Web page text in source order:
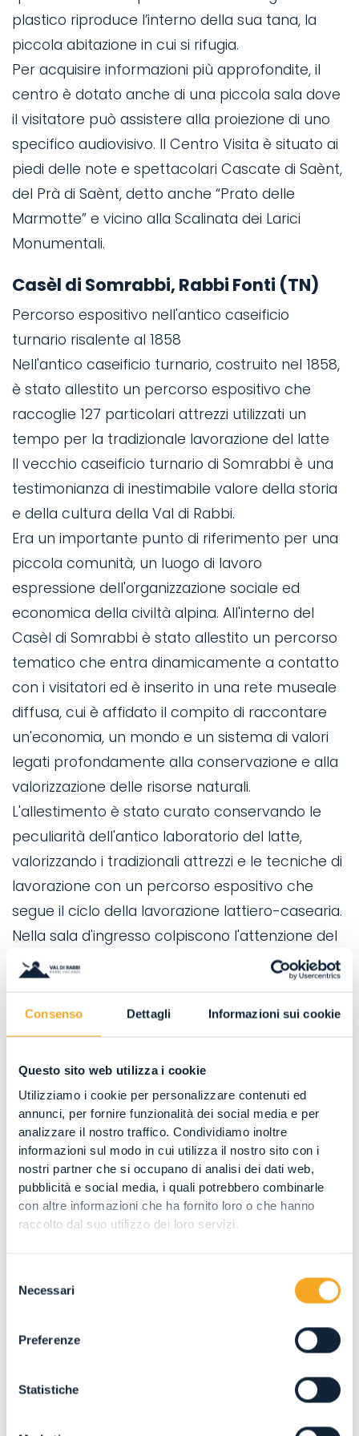
Consenso Dettagli Informazioni sui cookie
Questo sito web utilizza i cookie
Utilizziamo i cookie per personalizzare contenuti ed
annunci, per fornire funzionalità dei social media e per
analizzare il nostro traffico. Condividiamo inoltre
informazioni sul modo in cui utilizza il nostro sito con i
nostri partner che si occupano di analisi dei dati web,
pubblicità e social media, i quali potrebbero combinarle
con altre informazioni che ha fornito loro o che hanno
raccolto dal suo utilizzo dei loro servizi.
delNecessari
Preferenze
Statistiche
plastico riproduce l’interno della sua tana, la
piccola abitazione in cui si rifugia.
Per acquisire informazioni più approfondite, il
centro è dotato anche di una piccola sala dove
il visitatore può assistere alla proiezione di uno
specifico audiovisivo. Il Centro Visita è situato ai
piedi delle note e spettacolari Cascate di Saènt,
del Prà di Saènt, detto anche “Prato delle
Marmotte” e vicino alla Scalinata dei Larici
Monumentali.
Casèl di Somrabbi, Rabbi Fonti (TN)
Percorso espositivo nell'antico caseificio
turnario risalente al 1858
Nell'antico caseificio turnario, costruito nel 1858,
è stato allestito un percorso espositivo che
raccoglie 127 particolari attrezzi utilizzati un
tempo per la tradizionale lavorazione del latte
Il vecchio caseificio turnario di Somrabbi è una
testimonianza di inestimabile valore della storia
e della cultura della Val di Rabbi.
Era un importante punto di riferimento per una
piccola comunità, un luogo di lavoro
espressione dell'organizzazione sociale ed
economica della civiltà alpina. All'interno del
Casèl di Somrabbi è stato allestito un percorso
tematico che entra dinamicamente a contatto
con i visitatori ed è inserito in una rete museale
diffusa, cui è affidato il compito di raccontare
un'economia, un mondo e un sistema di valori
legati profondamente alla conservazione e alla
valorizzazione delle risorse naturali.
L'allestimento è stato curato conservando le
peculiarità dell'antico laboratorio del latte,
valorizzando i tradizionali attrezzi e le tecniche di
lavorazione con un percorso espositivo che
segue il ciclo della lavorazione lattiero-casearia.
Nella sala d'ingresso colpiscono l'attenzione del
visitatore un grande focolare e i calderoni,
simbolo del museo: a corredo pannelli descrittivi
e suggestive immagini riprendono le fasi più
importanti del processo di trasformazione del
utensili e agli arredi che si trovavano
abitualmente nei caseifici d'un tempo.
Segherie veneziane
Antichi capolavori di ingegneria meccanica
caratterizza le rive del Torrente Rabbiés. Le
antiche macchine ad acqua, utilizzate un tempo
per la prima lavorazione del legno, sono cellule
museali monotematiche e punti d'interesse che
qualificano e valorizzano il patrimonio
paesaggistico-ambientale della Val di Rabbi. La
perfezione dei loro meccanismi di